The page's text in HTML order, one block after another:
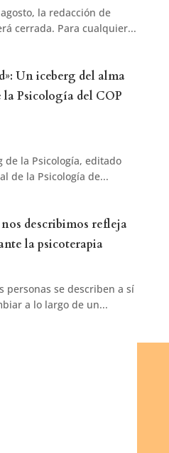
la redacción de
cerrada. Para cualquier...
Un iceberg del alma
Psicología del COP
de la Psicología, editado
de la Psicología de...
describimos refleja
la psicoterapia
personas se describen a sí
a lo largo de un...